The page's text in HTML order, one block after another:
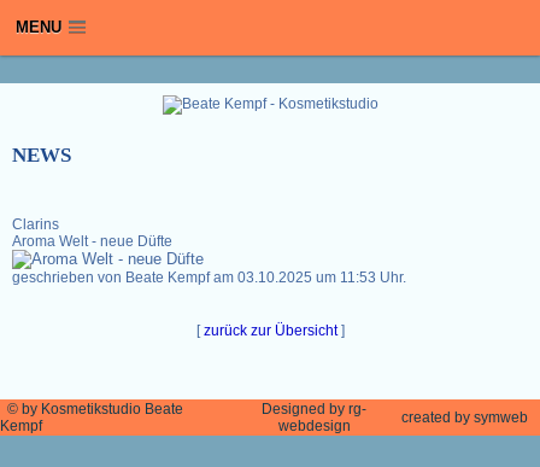
MENU
NEWS
Clarins
Aroma Welt - neue Düfte
geschrieben von Beate Kempf am 03.10.2025 um 11:53 Uhr.
[zurück zur Übersicht]
© by Kosmetikstudio Beate
Kempf
Designed by rg-
webdesign
created by symweb